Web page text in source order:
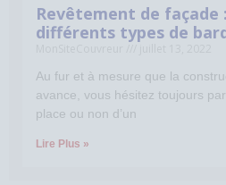
Revêtement de façade
différents types de
Au fur et à mesure que la
avance, vous hésitez toujours
place ou non d’un
Lire Plus »